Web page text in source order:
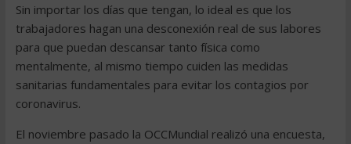
Sin importar los días que tengan, lo ideal es que los
trabajadores hagan una desconexión real de sus labores
para que puedan descansar tanto física como
mentalmente, al mismo tiempo cuiden las medidas
sanitarias fundamentales para evitar los contagios por
coronavirus.
El noviembre pasado la OCCMundial realizó una encuesta,